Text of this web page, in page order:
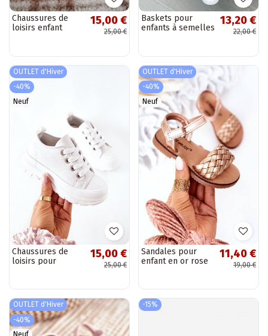
Chaussures de
loisirs enfant
15,00 €
25,00 €
Baskets pour
enfants à semelles
13,20 €
22,00 €
OUTLET d'Hiver
-40%
Neuf
Chaussures de
loisirs pour
Travel Time
15,00 €
25,00 €
OUTLET d'Hiver
-40%
Neuf
Sandales pour
enfant en or rose
11,40 €
19,00 €
OUTLET d'Hiver
-40%
Neuf
-15%